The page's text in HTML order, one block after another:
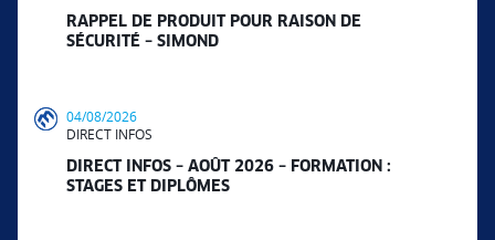
RAPPEL DE PRODUIT POUR RAISON DE
SÉCURITÉ – SIMOND
04/08/2026
DIRECT INFOS
DIRECT INFOS – AOÛT 2026 – FORMATION :
STAGES ET DIPLÔMES